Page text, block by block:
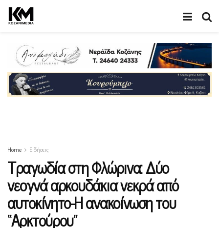
Home Ειδήσεις
Τραγωδία στη Φλώρινα: Δύο
νεογνά αρκουδάκια νεκρά από
αυτοκίνητο-Η ανακοίνωση του
“Αρκτούρου”